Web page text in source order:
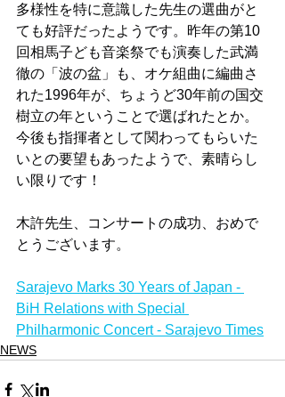
多様性を特に意識した先生の選曲がと
ても好評だったようです。昨年の第10
回相馬子ども音楽祭でも演奏した武満
徹の「波の盆」も、オケ組曲に編曲さ
れた1996年が、ちょうど30年前の国交
樹立の年ということで選ばれたとか。
今後も指揮者として関わってもらいた
いとの要望もあったようで、素晴らし
い限りです！
木許先生、コンサートの成功、おめで
とうございます。
Sarajevo Marks 30 Years of Japan -
BiH Relations with Special
Philharmonic Concert - Sarajevo Times
NEWS